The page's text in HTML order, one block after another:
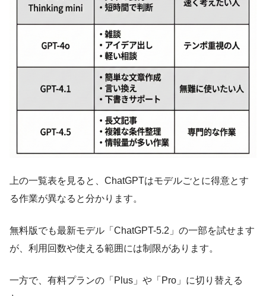
上の一覧表を見ると、ChatGPTはモデルごとに得意とす
る作業が異なると分かります。
無料版でも最新モデル「ChatGPT-5.2」の一部を試せます
が、利用回数や使える範囲には制限があります。
一方で、有料プランの「Plus」や「Pro」に切り替える